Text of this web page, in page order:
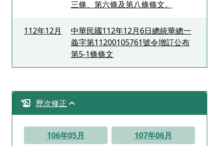
三條、第六條及第八條條文。
112年12月
中華民國112年12月6日總統華總一
義字第11200105761號令增訂公布
第5-1條條文
歷次修正
106年05月
107年06月